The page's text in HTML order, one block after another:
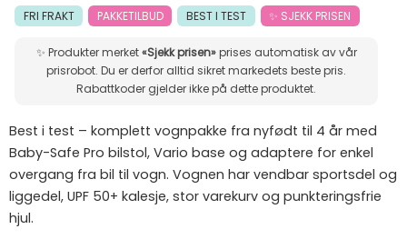
FRI FRAKT PAKKETILBUD BEST I TEST ✨ SJEKK PRISEN
✨ Produkter merket«Sjekk prisen»prises automatisk av vår
prisrobot. Du er derfor alltid sikret markedets beste pris.
Rabattkoder gjelder ikke på dette produktet.
Best i test – komplett vognpakke fra nyfødt til 4 år med
Baby-Safe Pro bilstol, Vario base og adaptere for enkel
overgang fra bil til vogn. Vognen har vendbar sportsdel og
liggedel, UPF 50+ kalesje, stor varekurv og punkteringsfrie
hjul.